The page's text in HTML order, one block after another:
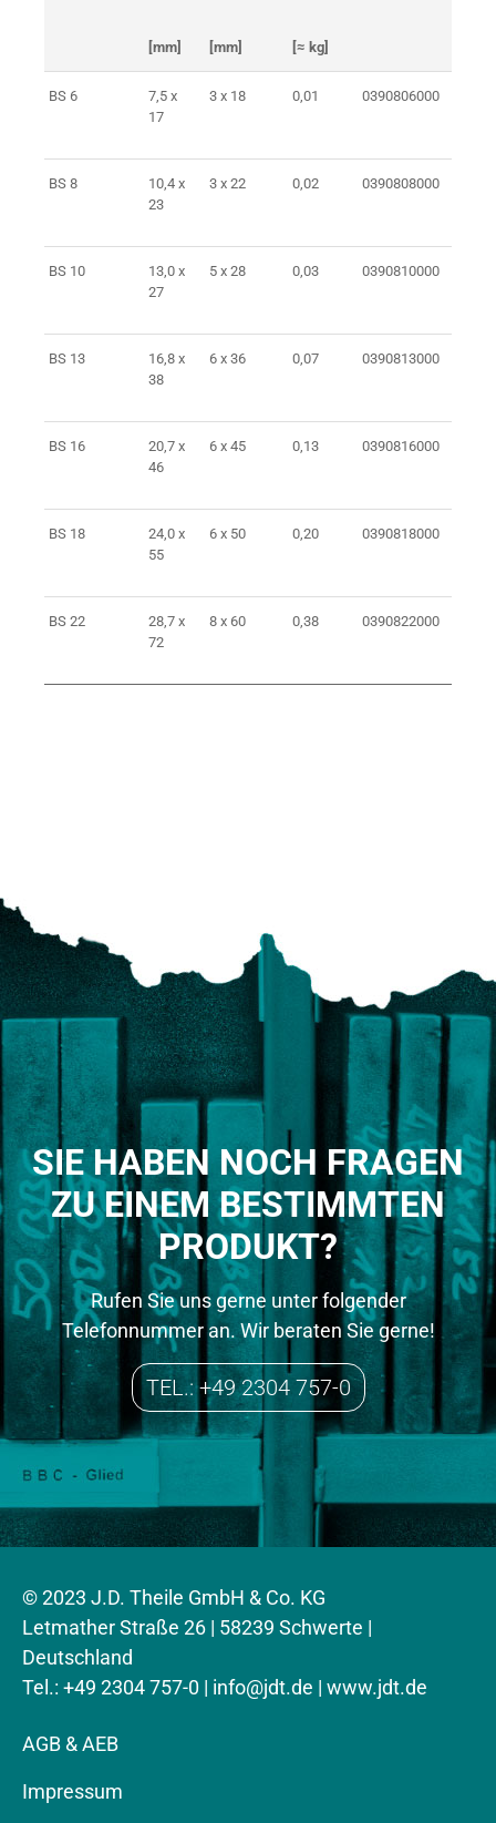
[mm] [mm] [≈ kg]
BS 6
7,5 x
17
3 x 18 0,01 0390806000
BS 8
10,4 x
23
3 x 22 0,02 0390808000
BS 10
13,0 x
27
5 x 28 0,03 0390810000
BS 13
16,8 x
38
6 x 36 0,07 0390813000
BS 16
20,7 x
46
6 x 45 0,13 0390816000
BS 18
24,0 x
55
6 x 50 0,20 0390818000
BS 22
28,7 x
72
8 x 60 0,38 0390822000
SIE HABEN NOCH FRAGEN
ZU EINEM BESTIMMTEN
PRODUKT?
Rufen Sie uns gerne unter folgender
Telefonnummer an. Wir beraten Sie gerne!
TEL.: +49 2304 757-0
© 2023 J.D. Theile GmbH & Co. KG
Letmather Straße 26 | 58239 Schwerte |
Deutschland
Tel.: +49 2304 757-0 | info@jdt.de | www.jdt.de
AGB & AEB
Impressum